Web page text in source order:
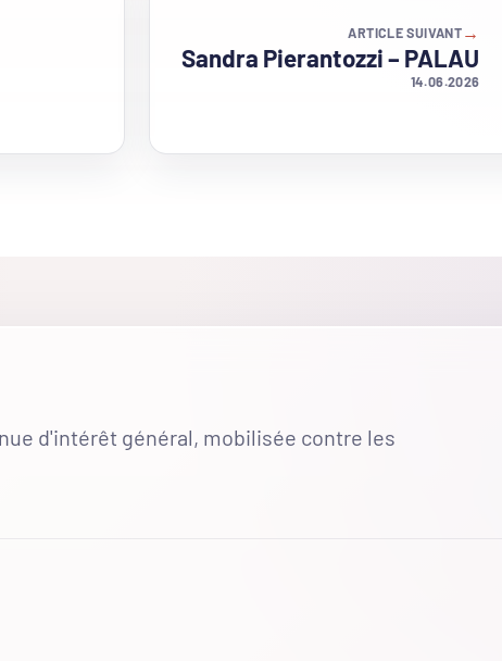
→
ARTICLE SUIVANT
Sandra Pierantozzi – PALAU
14.06.2026
d'intérêt général, mobilisée contre les